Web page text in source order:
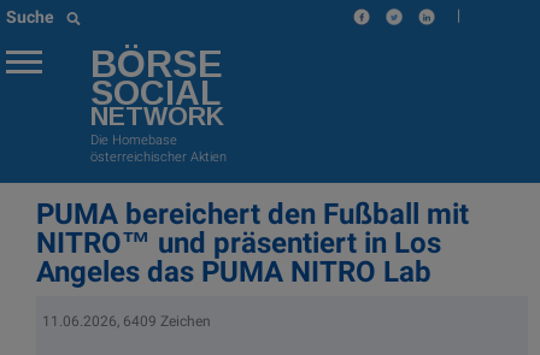
Suche |
BÖRSE
SOCIAL
NETWORK
Die Homebase
österreichischer Aktien
PUMA bereichert den Fußball mit
NITRO™ und präsentiert in Los
Angeles das PUMA NITRO Lab
11.06.2026, 6409 Zeichen